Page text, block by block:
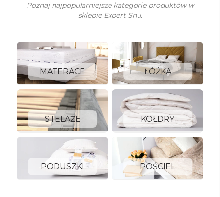
Poznaj najpopularniejsze kategorie produktów w
sklepie Expert Snu.
MATERACE ŁÓŻKA
STELAŻE KOŁDRY
PODUSZKI POŚCIEL